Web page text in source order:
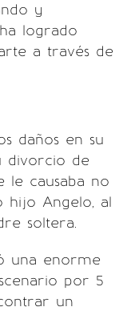
y
logrado
a través de
daños en su
divorcio de
le causaba no
hijo Angelo, al
soltera.
una enorme
por 5
un